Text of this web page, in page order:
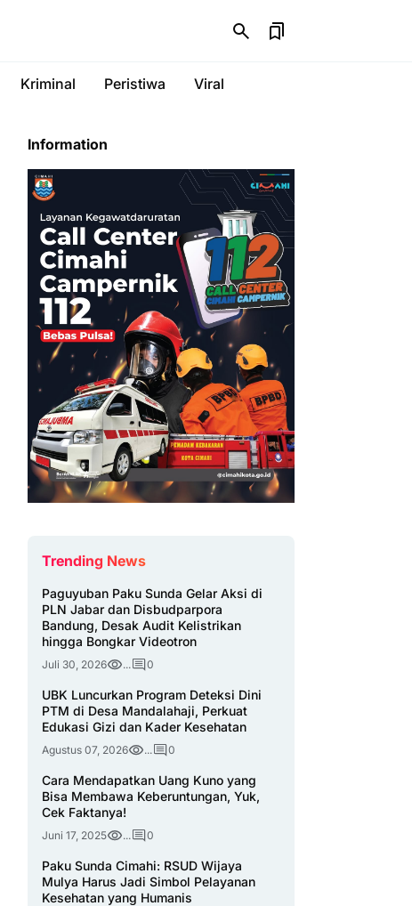
Kriminal Peristiwa Viral
Information
Trending News
Paguyuban Paku Sunda Gelar Aksi di
PLN Jabar dan Disbudparpora
Bandung, Desak Audit Kelistrikan
hingga Bongkar Videotron
Juli 30, 2026 ... 0
UBK Luncurkan Program Deteksi Dini
PTM di Desa Mandalahaji, Perkuat
Edukasi Gizi dan Kader Kesehatan
Agustus 07, 2026 ... 0
Cara Mendapatkan Uang Kuno yang
Bisa Membawa Keberuntungan, Yuk,
Cek Faktanya!
Juni 17, 2025 ... 0
Paku Sunda Cimahi: RSUD Wijaya
Mulya Harus Jadi Simbol Pelayanan
Kesehatan yang Humanis